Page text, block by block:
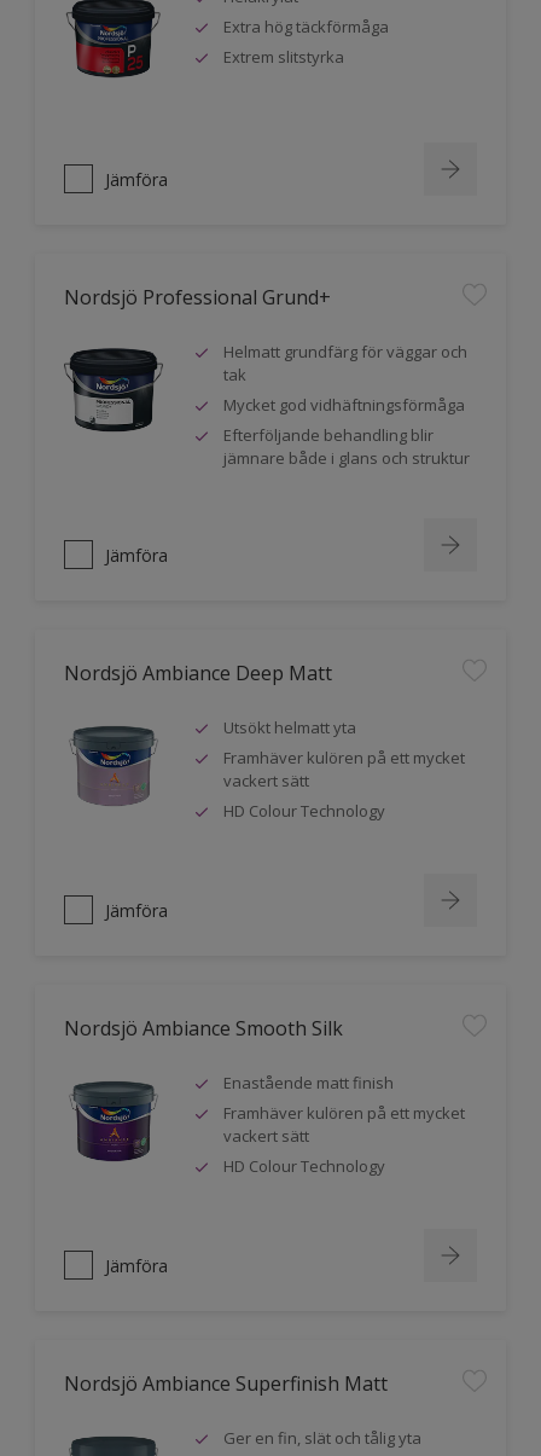
Extra hög täckförmåga
Extrem slitstyrka
Jämföra
Nordsjö Professional Grund+
Helmatt grundfärg för väggar och
tak
Mycket god vidhäftningsförmåga
Efterföljande behandling blir
jämnare både i glans och struktur
Jämföra
Nordsjö Ambiance Deep Matt
Utsökt helmatt yta
Framhäver kulören på ett mycket
vackert sätt
HD Colour Technology
Jämföra
Nordsjö Ambiance Smooth Silk
Enastående matt finish
Framhäver kulören på ett mycket
vackert sätt
HD Colour Technology
Jämföra
Nordsjö Ambiance Superfinish Matt
Ger en fin, slät och tålig yta